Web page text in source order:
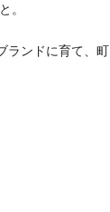
。
ランドに育て、町